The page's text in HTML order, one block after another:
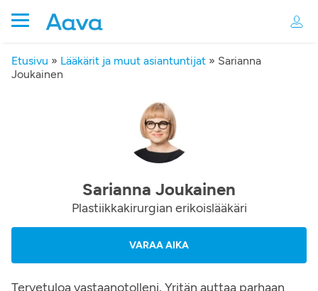
Etusivu » Lääkärit ja muut asiantuntijat » Sarianna
Joukainen
Sarianna Joukainen
Plastiikkakirurgian erikoislääkäri
VARAA AIKA
Tervetuloa vastaanotolleni. Yritän auttaa parhaan